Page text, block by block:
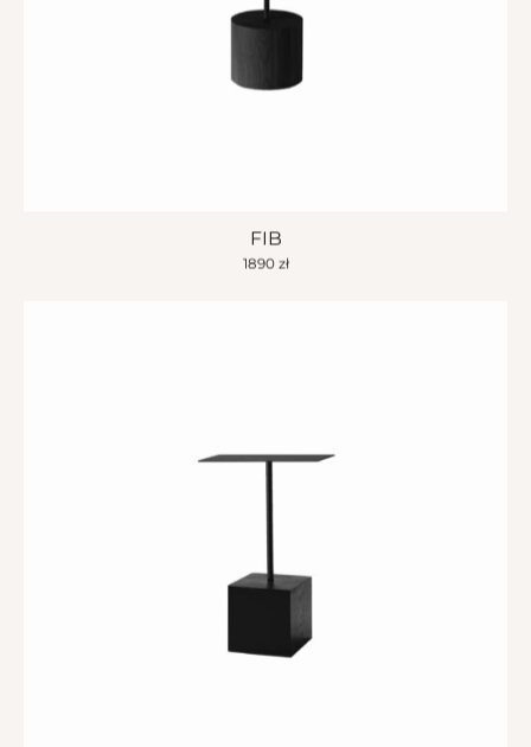
FIB
1890 zł